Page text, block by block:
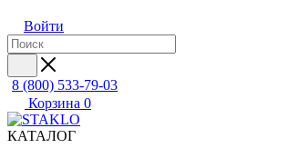
Войти
8 (800) 533-79-03
Корзина 0
КАТАЛОГ